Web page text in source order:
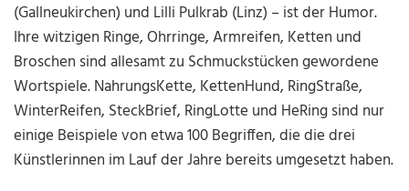
(Gallneukirchen) und Lilli Pulkrab (Linz) – ist der Humor.
Ihre witzigen Ringe, Ohrringe, Armreifen, Ketten und
Broschen sind allesamt zu Schmuckstücken gewordene
Wortspiele. NahrungsKette, KettenHund, RingStraße,
WinterReifen, SteckBrief, RingLotte und HeRing sind nur
einige Beispiele von etwa 100 Begriffen, die die drei
Künstlerinnen im Lauf der Jahre bereits umgesetzt haben.